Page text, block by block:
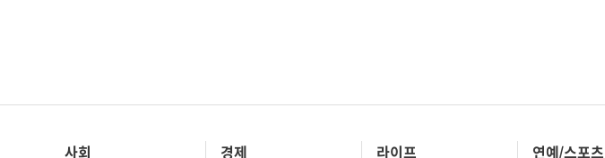
사회 경제 라이프 연예/스포츠